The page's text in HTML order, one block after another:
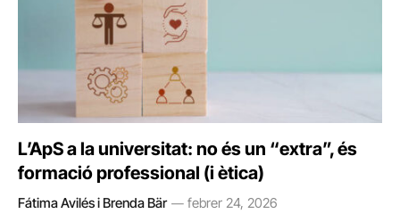
L’ApS a la universitat: no és un “extra”, és
formació professional (i ètica)
Fátima Avilés i Brenda Bär febrer 24, 2026